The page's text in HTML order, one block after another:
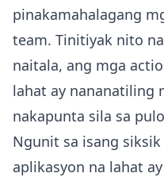
pinakamahalagang
team. Tinitiyak nito
naitala, ang mga
lahat ay nananatiling
nakapunta sila sa
Ngunit sa isang
aplikasyon na lahat